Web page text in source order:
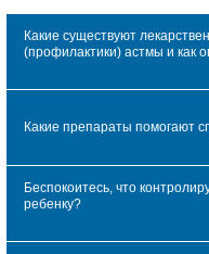
Какие существуют
(профилактики) астмы и как
Какие препараты помогают
Беспокоитесь, что
ребенку?